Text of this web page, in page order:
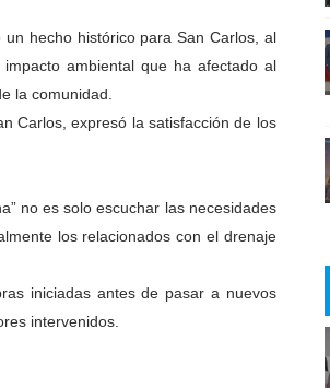
hecho histórico para San Carlos, al
ambiental que ha afectado al
la comunidad.
Carlos, expresó la satisfacción de los
no es solo escuchar las necesidades
los relacionados con el drenaje
iniciadas antes de pasar a nuevos
intervenidos.